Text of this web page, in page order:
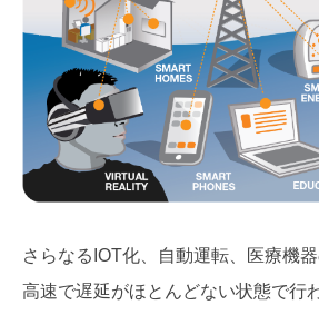
さらなるIOT化、自動運転、医療機器
高速で遅延がほとんどない状態で行